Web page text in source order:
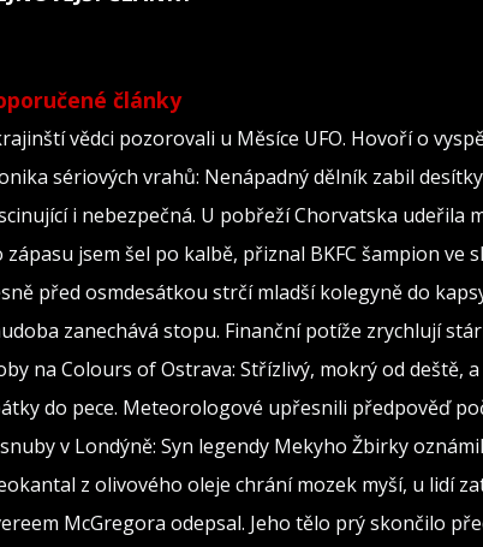
články
vědci pozorovali u Měsíce UFO. Hovoří o
sériových vrahů: Nenápadný dělník zabil
i nebezpečná. U pobřeží Chorvatska udeřila
zápasu jsem šel po kalbě, přiznal BKFC šampion ve
před osmdesátkou strčí mladší kolegyně do
zanechává stopu. Finanční potíže zrychlují
na Colours of Ostrava: Střízlivý, mokrý od deště,
do pece. Meteorologové upřesnili předpověď
v Londýně: Syn legendy Mekyho Žbirky
z olivového oleje chrání mozek myší, u lidí
McGregora odepsal. Jeho tělo prý skončilo